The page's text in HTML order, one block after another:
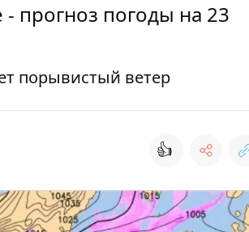
прогноз погоды на 23
порывистый ветер
👍